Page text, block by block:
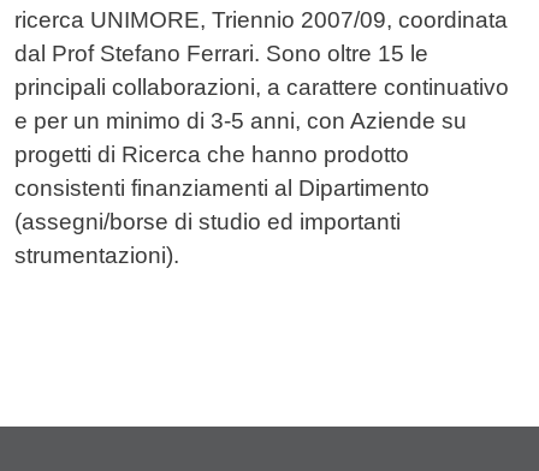
ricerca UNIMORE, Triennio 2007/09, coordinata
dal Prof Stefano Ferrari. Sono oltre 15 le
principali collaborazioni, a carattere continuativo
e per un minimo di 3-5 anni, con Aziende su
progetti di Ricerca che hanno prodotto
consistenti finanziamenti al Dipartimento
(assegni/borse di studio ed importanti
strumentazioni).